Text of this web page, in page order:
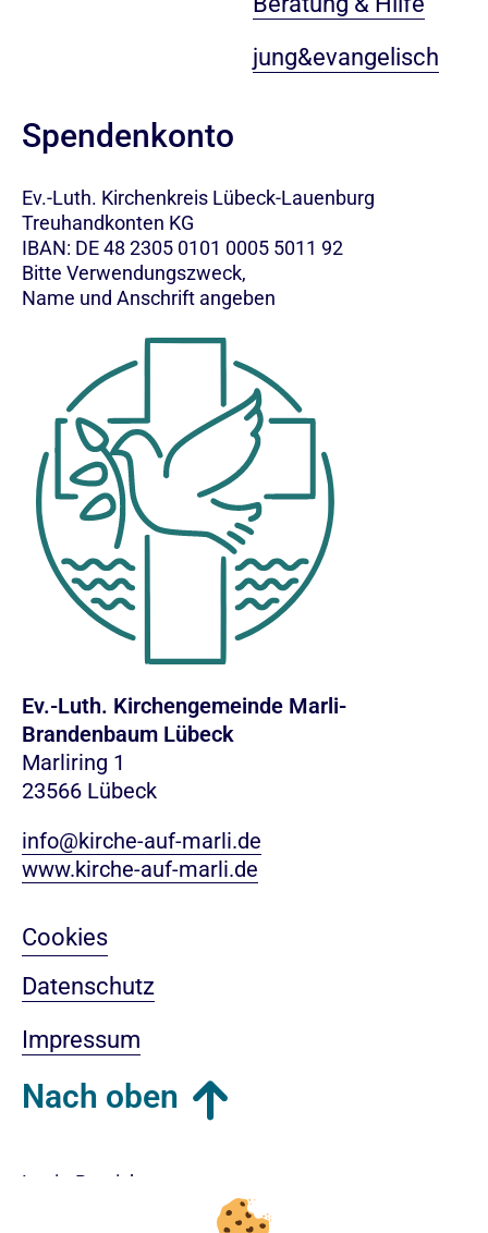
jung&evangelisch
Spendenkonto
Ev.-Luth. Kirchenkreis Lübeck-Lauenburg
Treuhandkonten KG
IBAN: DE 48 2305 0101 0005 5011 92
Bitte Verwendungszweck,
Name und Anschrift angeben
Ev.-Luth. Kirchengemeinde Marli-
Brandenbaum Lübeck
Marliring 1
23566 Lübeck
info@kirche-auf-marli.de
www.kirche-auf-marli.de
Cookies
Datenschutz
Impressum
Nach oben
Login-Bereich